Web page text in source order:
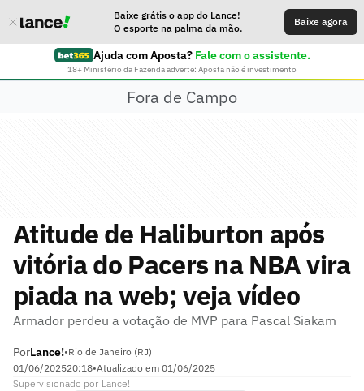
Baixe grátis o app do Lance!
O esporte na palma da mão.
Baixe agora
Ajuda com Aposta? Fale com o assistente.
18+ Ministério da Fazenda adverte: Aposta não é investimento
Fora de Campo
Atitude de Haliburton após
vitória do Pacers na NBA vira
piada na web; veja vídeo
Armador perdeu a votação de MVP para Pascal Siakam
PorLance!•Rio de Janeiro (RJ)
01/06/202520:18•Atualizado em 01/06/2025
Supervisionado por Lance!